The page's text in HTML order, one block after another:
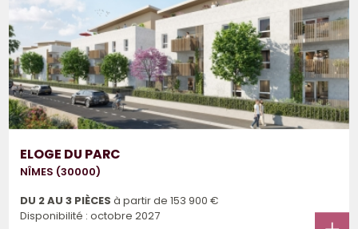
ELOGE DU PARC
NÎMES (30000)
DU 2 AU 3 PIÈCES à partir de 153 900 €
Disponibilité : octobre 2027